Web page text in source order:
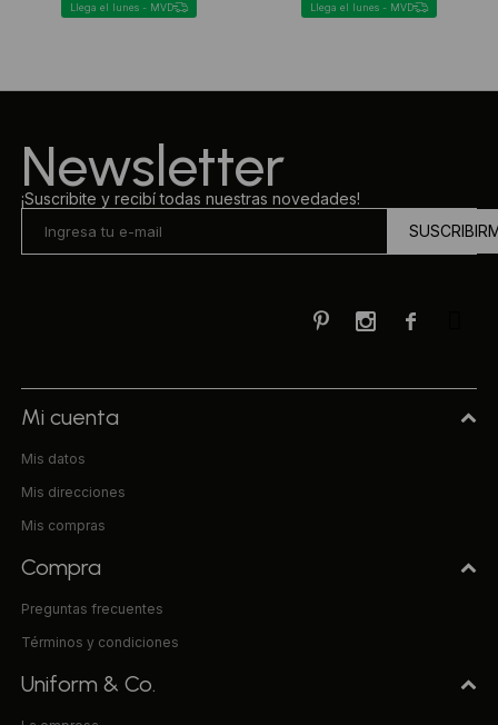
Llega el lunes - MVD Llega el lunes - MVD
Newsletter
¡Suscribite y recibí todas nuestras novedades!

 
Mi cuenta
Mis datos
Mis direcciones
Mis compras
Compra
Preguntas frecuentes
Términos y condiciones
Uniform & Co.